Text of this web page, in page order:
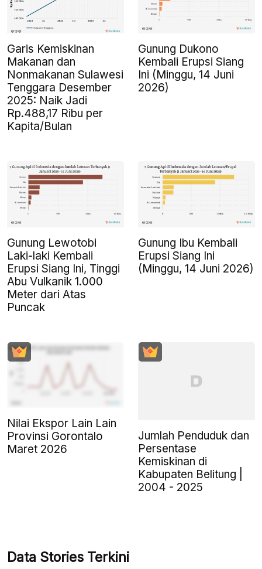
Garis Kemiskinan
Makanan dan
Nonmakanan Sulawesi
Tenggara Desember
2025: Naik Jadi
Rp.488,17 Ribu per
Kapita/Bulan
Gunung Dukono
Kembali Erupsi Siang
Ini (Minggu, 14 Juni
2026)
Gunung Lewotobi
Laki-laki Kembali
Erupsi Siang Ini, Tinggi
Abu Vulkanik 1.000
Meter dari Atas
Puncak
Gunung Ibu Kembali
Erupsi Siang Ini
(Minggu, 14 Juni 2026)
Nilai Ekspor Lain Lain
Provinsi Gorontalo
Maret 2026
Jumlah Penduduk dan
Persentase
Kemiskinan di
Kabupaten Belitung |
2004 - 2025
Data Stories Terkini